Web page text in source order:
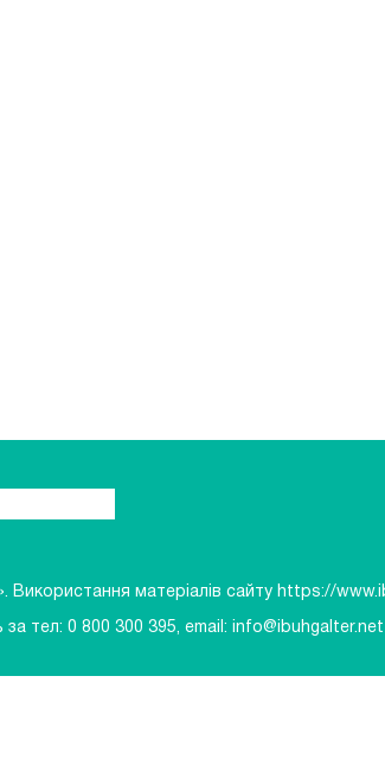
Використання матеріалів сайту https://
за тел: 0 800 300 395, email: info@ibuhgalter.net